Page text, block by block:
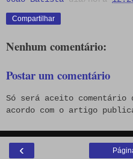
Compartilhar
Nenhum comentário:
Postar um comentário
Só será aceito comentário
acordo com o artigo
‹